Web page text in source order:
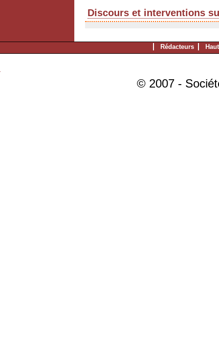
Discours et interventions
Rédacteurs
© 2007 -